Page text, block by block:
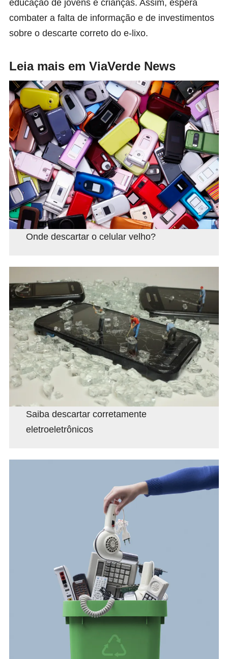
educação de jovens e crianças. Assim, espera
combater a falta de informação e de investimentos
sobre o descarte correto do e-lixo.
Leia mais em ViaVerde News
Onde descartar o celular velho?
Saiba descartar corretamente
eletroeletrônicos